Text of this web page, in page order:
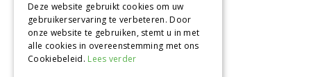
Onze locatie
Tuincentrum Alméérplant
Jac. P. Thijsseweg 4
Deze website gebruikt cookies om uw
gebruikerservaring te verbeteren. Door
onze website te gebruiken, stemt u in met
alle cookies in overeenstemming met ons
Cookiebeleid. Lees verder